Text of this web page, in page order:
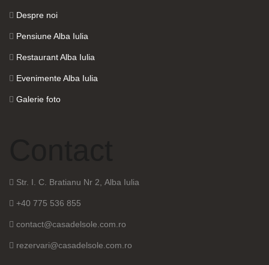
Despre noi
Pensiune Alba Iulia
Restaurant Alba Iulia
Evenimente Alba Iulia
Galerie foto
Str. I. C. Bratianu Nr 2, Alba Iulia
+40 775 536 855
contact@casadelsole.com.ro
rezervari@casadelsole.com.ro